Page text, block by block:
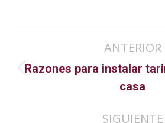
entre
publicaciones
ANTERIOR
Razones para instalar
casa
SIGUIENTE